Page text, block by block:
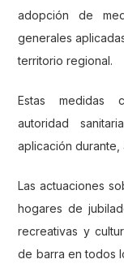
adopción de
generales
territorio regional.
Estas medidas
autoridad
aplicación durante,
Las actuaciones
hogares de
recreativas y
de barra en todos